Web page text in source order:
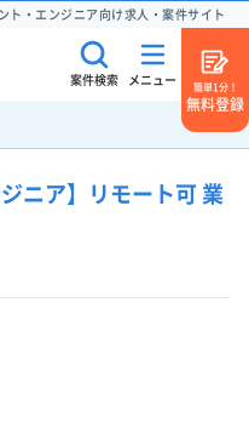
ト・エンジニア向け求人・案件サイト
案件検索 メニュー
簡単1分！
無料登録
ニア】リモート可 業